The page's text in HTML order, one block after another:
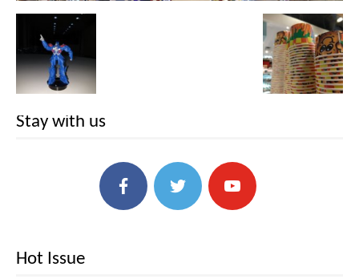
Stay with us
Hot Issue